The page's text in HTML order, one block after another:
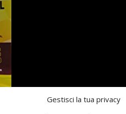
Gestisci la tua privacy